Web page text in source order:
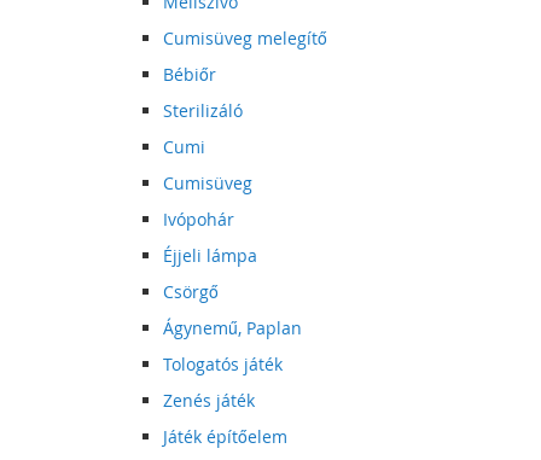
Cumisüveg melegítő
Bébiőr
Sterilizáló
Cumi
Cumisüveg
Ivópohár
Éjjeli lámpa
Csörgő
Ágynemű, Paplan
Tologatós játék
Zenés játék
Játék építőelem